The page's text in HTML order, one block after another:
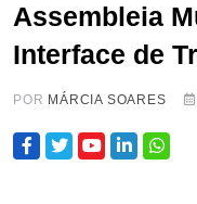
Assembleia
Interface de
POR MÁRCIA SOARES